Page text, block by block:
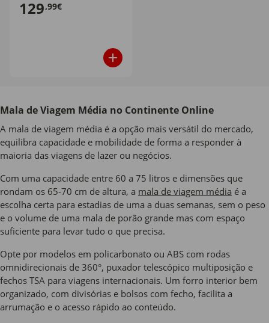
129,99€
Mala de Viagem Média no Continente Online
A mala de viagem média é a opção mais versátil do mercado,
equilibra capacidade e mobilidade de forma a responder à
maioria das viagens de lazer ou negócios.
Com uma capacidade entre 60 a 75 litros e dimensões que
rondam os 65-70 cm de altura, a mala de viagem média é a
escolha certa para estadias de uma a duas semanas, sem o peso
e o volume de uma mala de porão grande mas com espaço
suficiente para levar tudo o que precisa.
Opte por modelos em policarbonato ou ABS com rodas
omnidirecionais de 360°, puxador telescópico multiposição e
fechos TSA para viagens internacionais. Um forro interior bem
organizado, com divisórias e bolsos com fecho, facilita a
arrumação e o acesso rápido ao conteúdo.